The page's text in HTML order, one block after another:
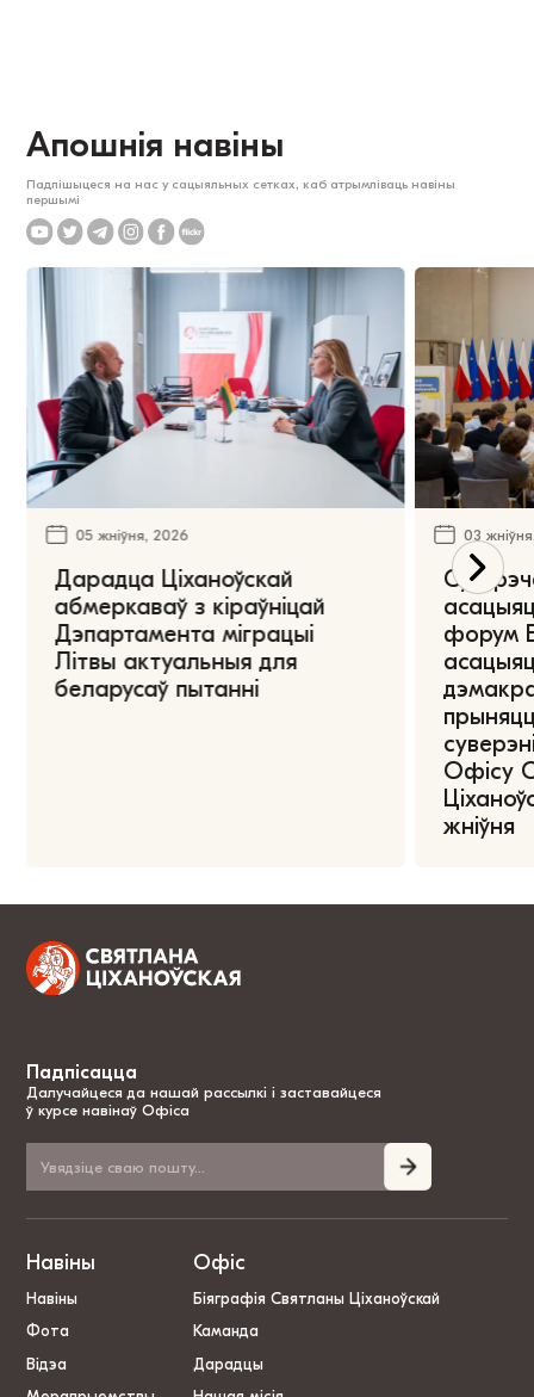
Апошнія навіны
Падпішыцеся на нас у сацыяльных сетках, каб атрымліваць навіны
першымі
05 жніўня, 2026
Дарадца Ціханоўскай
абмеркаваў з кіраўніцай
Дэпартамента міграцыі
Літвы актуальныя для
беларусаў пытанні
03
форум
Офісу
жніўня
Падпісацца
Далучайцеся да нашай рассылкі і заставайцеся
ў курсе навінаў Офіса
Навіны
Навіны
Фота
Відэа
Офіс
Біяграфія Святланы Ціханоўскай
Каманда
Дарадцы